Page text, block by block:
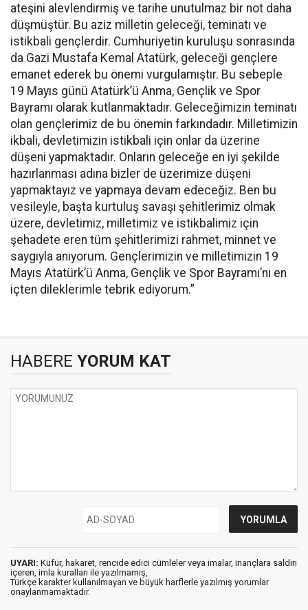
ateşini alevlendirmiş ve tarihe unutulmaz bir not daha
düşmüştür. Bu aziz milletin geleceği, teminatı ve
istikbali gençlerdir. Cumhuriyetin kuruluşu sonrasında
da Gazi Mustafa Kemal Atatürk, geleceği gençlere
emanet ederek bu önemi vurgulamıştır. Bu sebeple
19 Mayıs günü Atatürk’ü Anma, Gençlik ve Spor
Bayramı olarak kutlanmaktadır. Geleceğimizin teminatı
olan gençlerimiz de bu önemin farkındadır. Milletimizin
ikbali, devletimizin istikbali için onlar da üzerine
düşeni yapmaktadır. Onların geleceğe en iyi şekilde
hazırlanması adına bizler de üzerimize düşeni
yapmaktayız ve yapmaya devam edeceğiz. Ben bu
vesileyle, başta kurtuluş savaşı şehitlerimiz olmak
üzere, devletimiz, milletimiz ve istikbalimiz için
şehadete eren tüm şehitlerimizi rahmet, minnet ve
saygıyla anıyorum. Gençlerimizin ve milletimizin 19
Mayıs Atatürk’ü Anma, Gençlik ve Spor Bayramı’nı en
içten dileklerimle tebrik ediyorum.”
HABERE YORUM KAT
UYARI: Küfür, hakaret, rencide edici cümleler veya imalar, inançlara saldırı
içeren, imla kuralları ile yazılmamış,
Türkçe karakter kullanılmayan ve büyük harflerle yazılmış yorumlar
onaylanmamaktadır.